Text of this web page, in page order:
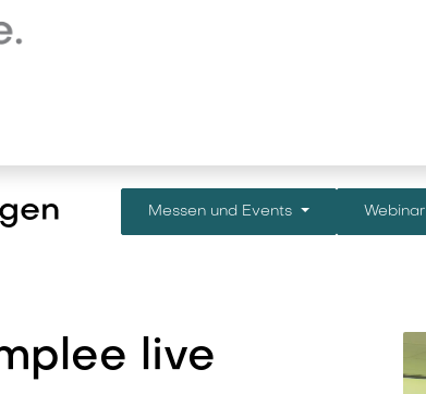
Messen und Events Webinar
live